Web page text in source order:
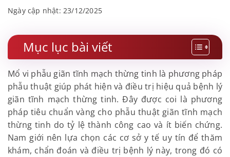
Ngày cập nhật: 23/12/2025
Mục lục bài viết
Mổ vi phẫu giãn tĩnh mạch thừng tinh là phương pháp
phẫu thuật giúp phát hiện và điều trị hiệu quả bệnh lý
giãn tĩnh mạch thừng tinh. Đây được coi là phương
pháp tiêu chuẩn vàng cho phẫu thuật giãn tĩnh mạch
thừng tinh do tỷ lệ thành công cao và ít biến chứng.
Nam giới nên lựa chọn các cơ sở y tế uy tín để thăm
khám, chẩn đoán và điều trị bệnh lý này, trong đó có